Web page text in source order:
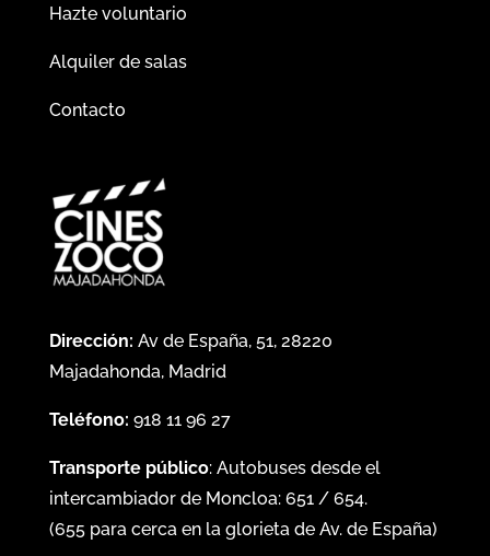
Hazte voluntario
Alquiler de salas
Contacto
Dirección: Av de España, 51, 28220
Majadahonda, Madrid
Teléfono: 918 11 96 27
Transporte público: Autobuses desde el
intercambiador de Moncloa: 651/ 654.
(655para cerca en la glorieta de Av. de España)